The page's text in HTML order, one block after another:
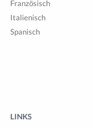
Französisch
Italienisch
Spanisch
LINKS